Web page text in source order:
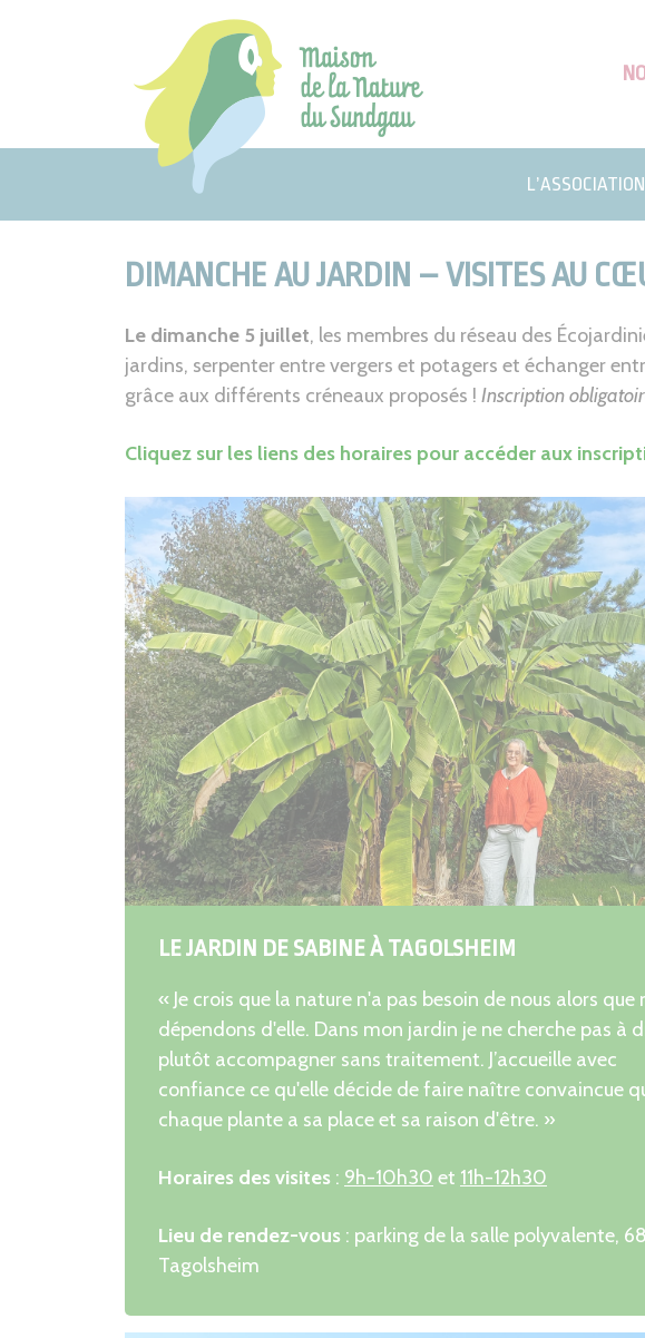
L’ASSOCIATION
DIMANCHE AU JARDIN – VISITES AU
Le dimanche 5 juillet, les membres du réseau des
jardins, serpenter entre vergers et potagers et échanger
grâce aux différents créneaux proposés ! Inscription
Cliquez sur les liens des horaires pour accéder aux
LE JARDIN DE SABINE À TAGOLSHEIM
« Je crois que la nature n'a pas besoin de nous alors que
dépendons d'elle. Dans mon jardin je ne cherche pas à
plutôt accompagner sans traitement. J’accueille avec
confiance ce qu'elle décide de faire naître convaincue
chaque plante a sa place et sa raison d'être. »
Horaires des visites : 9h-10h30 et 11h-12h30
Lieu de rendez-vous : parking de la salle polyvalente,
Tagolsheim